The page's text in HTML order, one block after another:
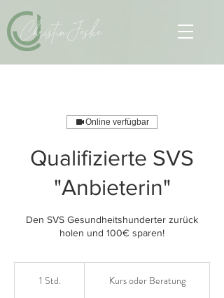
Christin Jeske
Online verfügbar
Qualifizierte SVS
"Anbieterin"
Den SVS Gesundheitshunderter zurück
holen und 100€ sparen!
1 Std.
BeratungKurs oder Beratung